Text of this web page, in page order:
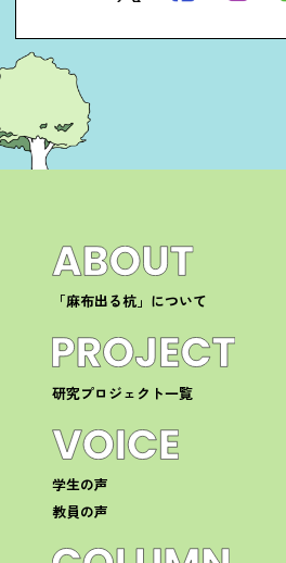
「麻布出る杭」について
研究プロジェクト一覧
学生の声
教員の声